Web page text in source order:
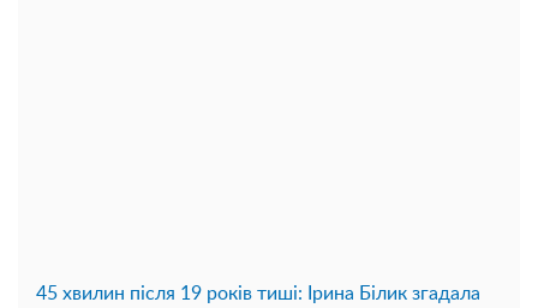
45 хвилин після 19 років тиші: Ірина Білик згадала